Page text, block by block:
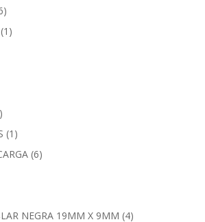
(1)
(1)
(6)
NEGRA 19MM X 9MM (4)